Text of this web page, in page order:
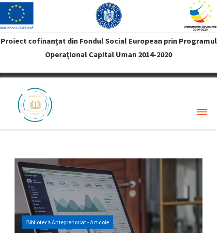
Proiect cofinanţat din Fondul Social European prin Programul
Operaţional Capital Uman 2014-2020
VREAU PROFIT
Biblioteca Anteprenoriat - Articole